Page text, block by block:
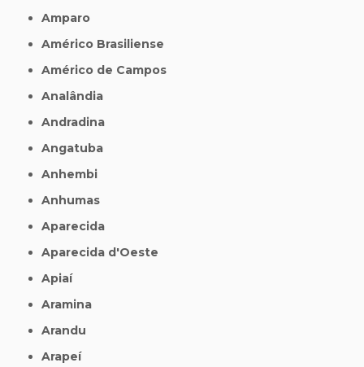
Amparo
Américo Brasiliense
Américo de Campos
Analândia
Andradina
Angatuba
Anhembi
Anhumas
Aparecida
Aparecida d'Oeste
Apiaí
Aramina
Arandu
Arapeí